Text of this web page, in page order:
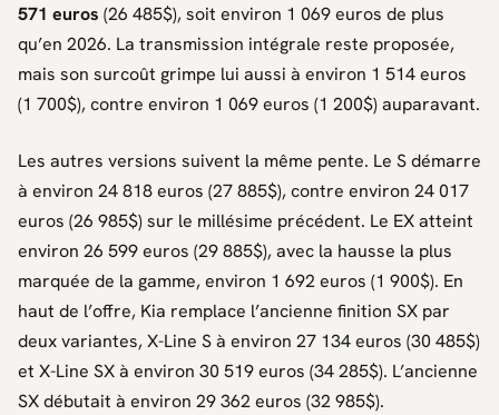
571 euros (26 485$), soit environ 1 069 euros de plus
qu’en 2026. La transmission intégrale reste proposée,
mais son surcoût grimpe lui aussi à environ 1 514 euros
(1 700$), contre environ 1 069 euros (1 200$) auparavant.
Les autres versions suivent la même pente. Le S démarre
à environ 24 818 euros (27 885$), contre environ 24 017
euros (26 985$) sur le millésime précédent. Le EX atteint
environ 26 599 euros (29 885$), avec la hausse la plus
marquée de la gamme, environ 1 692 euros (1 900$). En
haut de l’offre, Kia remplace l’ancienne finition SX par
deux variantes, X-Line S à environ 27 134 euros (30 485$)
et X-Line SX à environ 30 519 euros (34 285$). L’ancienne
SX débutait à environ 29 362 euros (32 985$).